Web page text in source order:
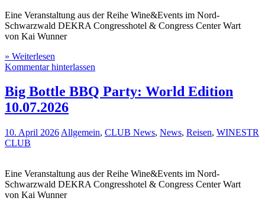
Eine Veranstaltung aus der Reihe Wine&Events im Nord-
Schwarzwald DEKRA Congresshotel & Congress Center Wart
von Kai Wunner
» Weiterlesen
Kommentar hinterlassen
Big Bottle BBQ Party: World Edition
10.07.2026
10. April 2026 Allgemein, CLUB News, News, Reisen, WINESTR
CLUB
Eine Veranstaltung aus der Reihe Wine&Events im Nord-
Schwarzwald DEKRA Congresshotel & Congress Center Wart
von Kai Wunner